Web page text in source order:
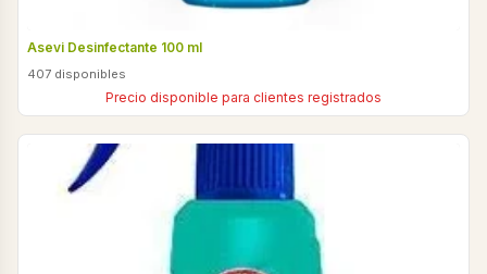
Asevi Desinfectante 100 ml
407 disponibles
Precio disponible para clientes registrados